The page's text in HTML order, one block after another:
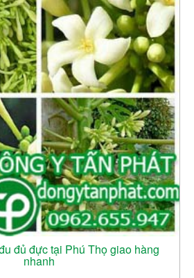
đủ đực tại Phú Thọ giao hàng
nhanh